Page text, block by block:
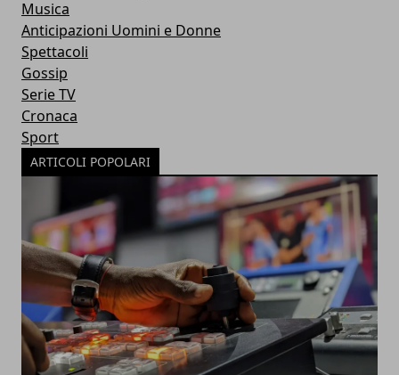
Musica
Anticipazioni Uomini e Donne
Spettacoli
Gossip
Serie TV
Cronaca
Sport
ARTICOLI POPOLARI